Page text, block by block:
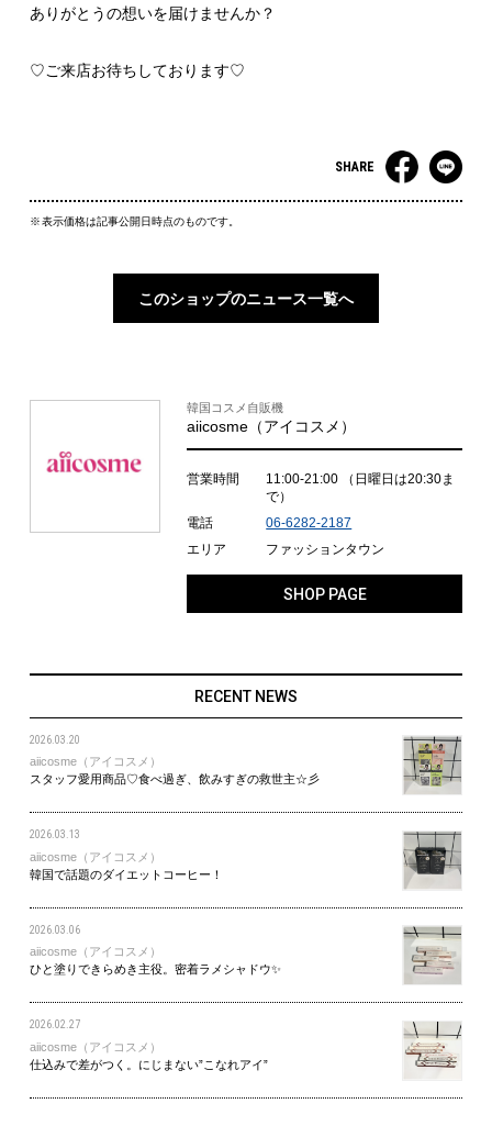
ありがとうの想いを届けませんか？
♡ご来店お待ちしております♡
SHARE
表示価格は記事公開日時点のものです。
このショップのニュース一覧へ
韓国コスメ自販機
aiicosme（アイコスメ）
営業時間 11:00-21:00
（日曜日は20:30ま
で）
電話
06-6282-2187
エリア
ファッションタウン
SHOP PAGE
RECENT NEWS
2026.03.20
aiicosme（アイコスメ）
スタッフ愛用商品♡食べ過ぎ、飲みすぎの救世主☆彡
2026.03.13
aiicosme（アイコスメ）
韓国で話題のダイエットコーヒー！
2026.03.06
aiicosme（アイコスメ）
ひと塗りできらめき主役。密着ラメシャドウ✨
2026.02.27
aiicosme（アイコスメ）
仕込みで差がつく。にじまない”こなれアイ”